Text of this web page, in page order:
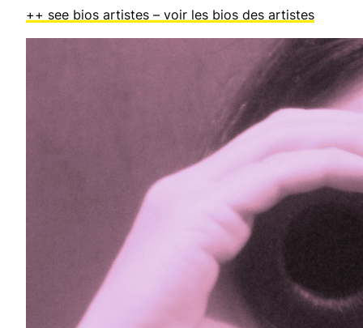
++ see bios artistes – voir les bios des artistes